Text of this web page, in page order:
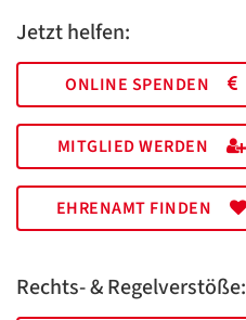
Jetzt helfen:
ONLINE SPENDEN
MITGLIED WERDEN
EHRENAMT FINDEN
Rechts- & Regelverstöße: